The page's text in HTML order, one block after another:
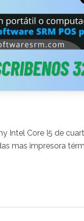
Intel Core I5 de
mas impresora